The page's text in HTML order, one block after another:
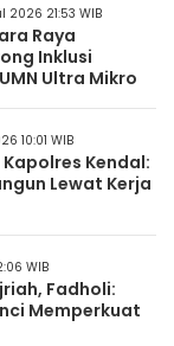
2026 21:53 WIB
Raya
Inklusi
Ultra Mikro
10:01 WIB
Kendal:
Lewat Kerja
WIB
Fadholi:
Memperkuat